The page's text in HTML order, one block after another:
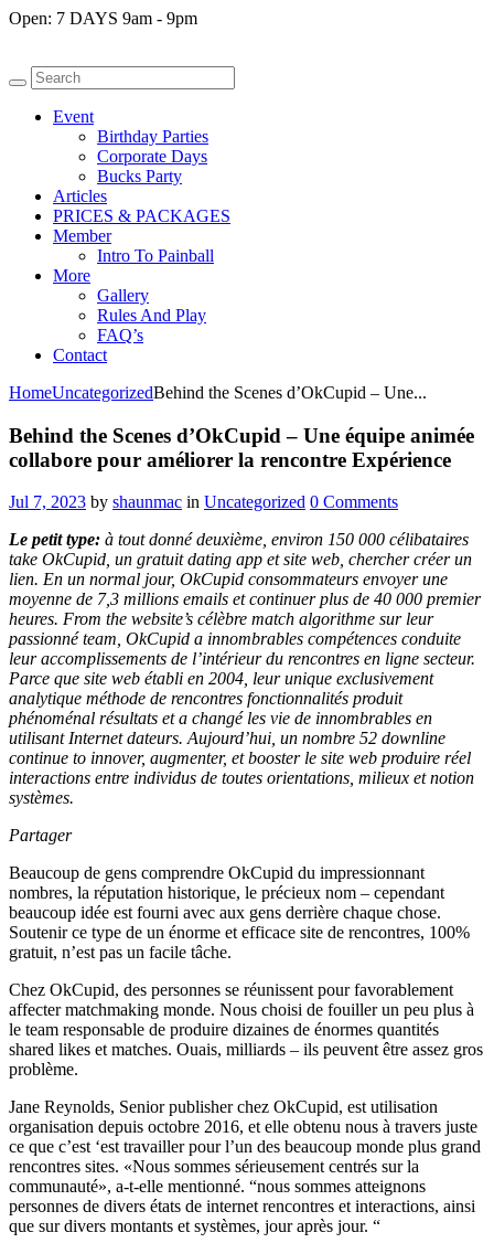
Open: 7 DAYS 9am - 9pm
Event
Birthday Parties
Corporate Days
Bucks Party
Articles
PRICES & PACKAGES
Member
Intro To Painball
More
Gallery
Rules And Play
FAQ’s
Contact
HomeUncategorizedBehind the Scenes d’OkCupid – Une...
Behind the Scenes d’OkCupid – Une équipe animée
collabore pour améliorer la rencontre Expérience
Jul 7, 2023 by shaunmac in Uncategorized 0 Comments
Le petit type: à tout donné deuxième, environ 150 000 célibataires
take OkCupid, un gratuit dating app et site web, chercher créer un
lien. En un normal jour, OkCupid consommateurs envoyer une
moyenne de 7,3 millions emails et continuer plus de 40 000 premier
heures. From the website’s célèbre match algorithme sur leur
passionné team, OkCupid a innombrables compétences conduite
leur accomplissements de l’intérieur du rencontres en ligne secteur.
Parce que site web établi en 2004, leur unique exclusivement
analytique méthode de rencontres fonctionnalités produit
phénoménal résultats et a changé les vie de innombrables en
utilisant Internet dateurs. Aujourd’hui, un nombre 52 downline
continue to innover, augmenter, et booster le site web produire réel
interactions entre individus de toutes orientations, milieux et notion
systèmes.
Partager
Beaucoup de gens comprendre OkCupid du impressionnant
nombres, la réputation historique, le précieux nom – cependant
beaucoup idée est fourni avec aux gens derrière chaque chose.
Soutenir ce type de un énorme et efficace site de rencontres, 100%
gratuit, n’est pas un facile tâche.
Chez OkCupid, des personnes se réunissent pour favorablement
affecter matchmaking monde. Nous choisi de fouiller un peu plus à
le team responsable de produire dizaines de énormes quantités
shared likes et matches. Ouais, milliards – ils peuvent être assez gros
problème.
Jane Reynolds, Senior publisher chez OkCupid, est utilisation
organisation depuis octobre 2016, et elle obtenu nous à travers juste
ce que c’est ‘est travailler pour l’un des beaucoup monde plus grand
rencontres sites. «Nous sommes sérieusement centrés sur la
communauté», a-t-elle mentionné. “nous sommes atteignons
personnes de divers états de internet rencontres et interactions, ainsi
que sur divers montants et systèmes, jour après jour. “